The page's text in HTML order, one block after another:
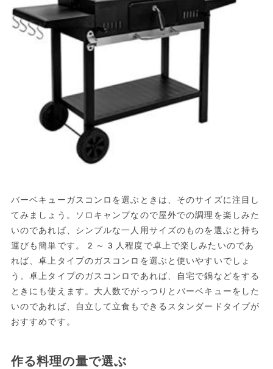
バーベキューガスコンロを選ぶときは、そのサイズに注目し
てみましょう。ソロキャンプなので屋外での調理を楽しみた
いのであれば、シンプルな一人用サイズのものを選ぶと持ち
運びも簡単です。2～3人程度で卓上で楽しみたいのであ
れば、卓上タイプのガスコンロを選ぶと使いやすいでしょ
う。卓上タイプのガスコンロであれば、自宅で鍋などをする
ときにも使えます。大人数でがっつりとバーベキューをした
いのであれば、自立して立食もできるスタンダードタイプが
おすすめです。
作る料理の量で選ぶ